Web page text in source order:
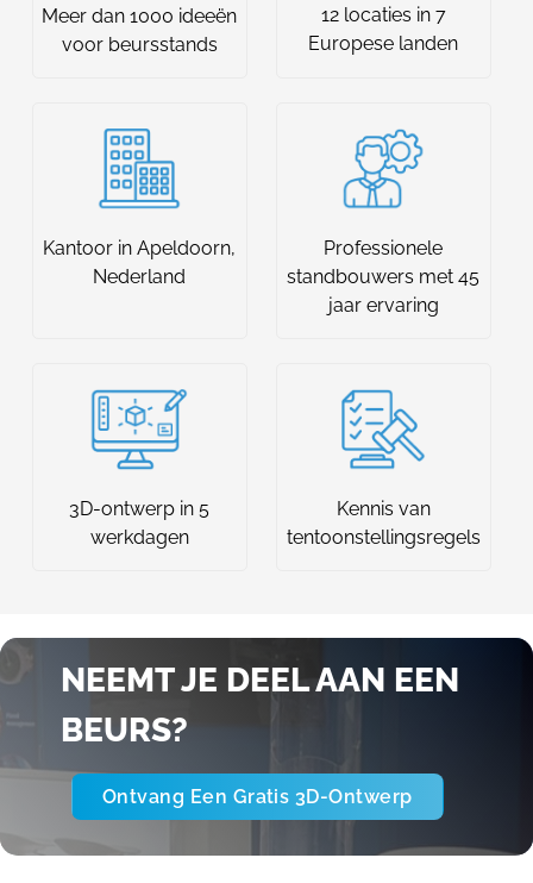
Meer dan 1000 ideeën
voor beursstands
12 locaties in 7
Europese landen
Kantoor in Apeldoorn,
Nederland
Professionele
standbouwers met 45
jaar ervaring
3D-ontwerp in 5
werkdagen
Kennis van
tentoonstellingsregels
NEEMT JE DEEL AAN EEN
BEURS?
Ontvang Een Gratis 3D-Ontwerp